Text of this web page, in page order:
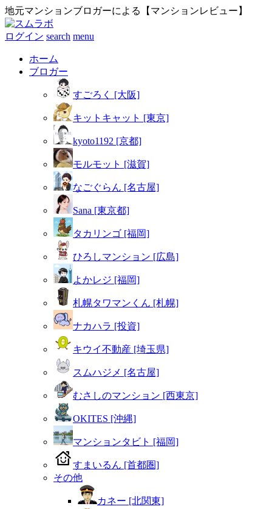
地元マンションブロガーによる【マンションレビュー】
ログイン search menu
ホーム
ブロガー
すごろく [大阪]
キットキャット [東京]
kyoto1192 [京都]
モルモット [滋賀]
なごぐらん [名古屋]
Sana [東京都]
タカリンゴ [福岡]
ひろしマンション [広島]
よかレジ [福岡]
札幌タワマンくん [札幌]
ナカハラ [投資]
キウイ不動産 [埼玉県]
スムハジメ [名古屋]
むさしのマンション [西東京]
OKITES [沖縄]
マンションタビト [福岡]
すまいるん [首都圏]
その他
カネー [北関東]